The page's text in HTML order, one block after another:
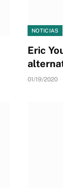
NOTICIAS
Eric
01/19/2020